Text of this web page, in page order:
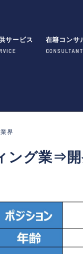
サービス 在籍コンサ
CONSULTANT
界
ング業⇒開